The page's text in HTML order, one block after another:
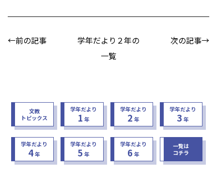
←前の記事
学年だより２年の
一覧
次の記事→
文教
トピックス
学年だより
1 年
学年だより
2 年
学年だより
3 年
学年だより
4年
学年だより
5 年
学年だより
6 年
一覧は
コチラ